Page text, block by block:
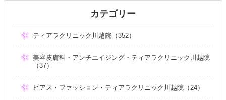
カテゴリー
ティアラクリニック川越院（352）
美容皮膚科・アンチエイジング・ティアラクリニック川越院
（37）
ピアス・ファッション・ティアラクリニック川越院（24）